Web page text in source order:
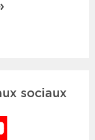
sociaux